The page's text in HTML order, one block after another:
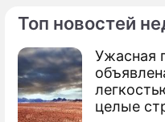
Топ новостей
Ужасная
целые
По теме
Сердечный сбой
больницу